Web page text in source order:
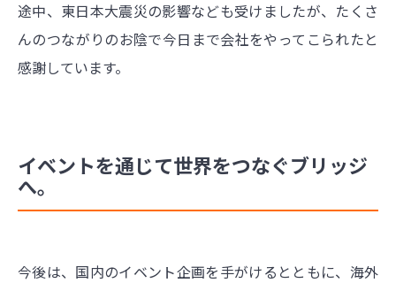
途中、東日本大震災の影響なども受けましたが、たくさ
んのつながりのお陰で今日まで会社をやってこられたと
感謝しています。
イベントを通じて世界をつなぐブリッジ
へ。
今後は、国内のイベント企画を手がけるとともに、海外